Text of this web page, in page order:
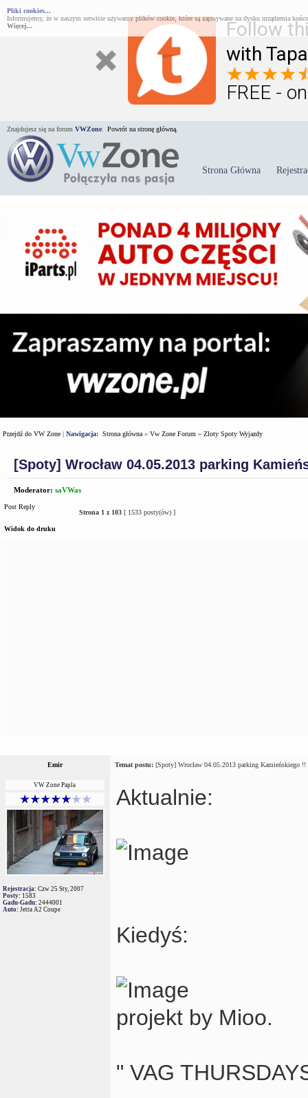
Follow
with
FREE -
Pliki cookies...
Informujemy, że w naszym serwisie używamy plików cookie, które są zapisywane na dysku urządzenia
Więcej...
Znajdujesz się na forum VWZone Powrót na stronę główną.
Strona Główna
Przejdź do VW Zone | Nawigacja: Strona główna » Vw Zone Forum » Zloty Spoty Wyjazdy
[Spoty] Wrocław 04.05.2013 parking
Moderator: saVWas
Post Reply
Strona 1 z 103 [ 1533 posty(ów) ]
Widok do druku
Emir Temat postu: [Spoty] Wrocław 04.05.2013 parking Kamieńskiego !!
VW Zone Papla
Rejestracja: Czw 25 Sty, 2007
Posty: 1583
Gadu-Gadu: 2444001
Auto: Jetta A2 Coupe
Aktualnie:
Kiedyś:
projekt by Mioo.
" VAG